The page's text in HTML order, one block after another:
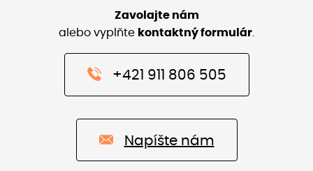
Zavolajte nám
alebo vyplňte kontaktný formulár
+421 911 806 505
Napíšte nám